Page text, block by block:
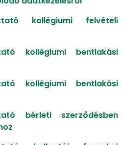
kollégiumi felvételi
kollégiumi bentlakási
kollégiumi bentlakási
bérleti szerződésben